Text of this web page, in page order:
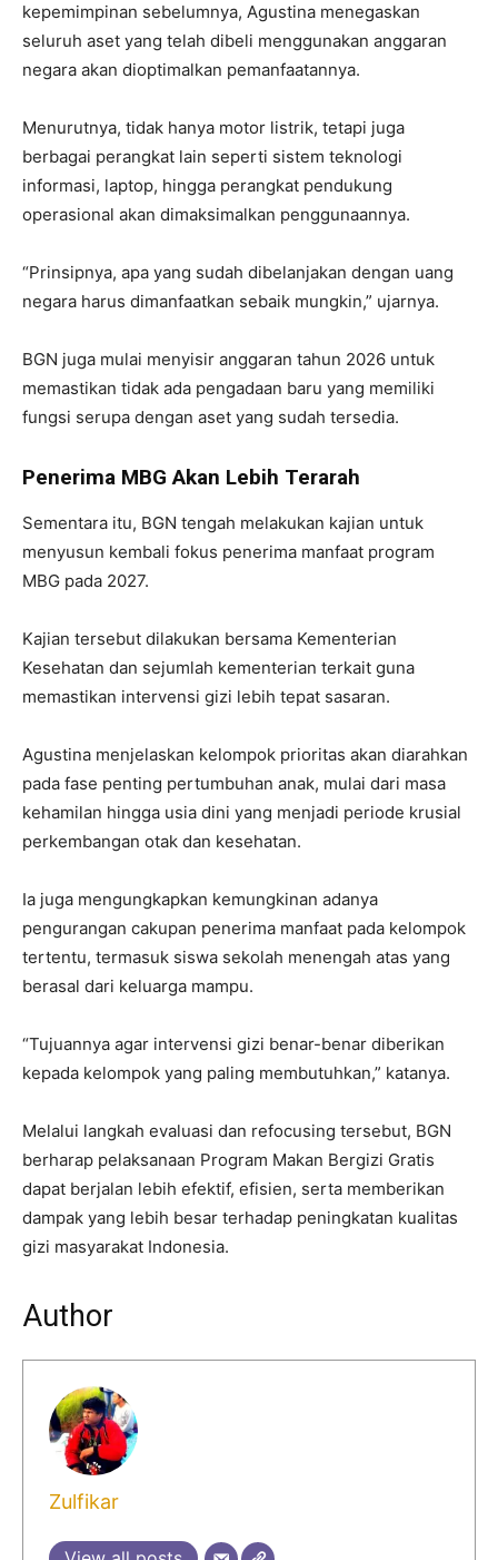
kepemimpinan sebelumnya, Agustina menegaskan
seluruh aset yang telah dibeli menggunakan anggaran
negara akan dioptimalkan pemanfaatannya.
Menurutnya, tidak hanya motor listrik, tetapi juga
berbagai perangkat lain seperti sistem teknologi
informasi, laptop, hingga perangkat pendukung
operasional akan dimaksimalkan penggunaannya.
“Prinsipnya, apa yang sudah dibelanjakan dengan uang
negara harus dimanfaatkan sebaik mungkin,” ujarnya.
BGN juga mulai menyisir anggaran tahun 2026 untuk
memastikan tidak ada pengadaan baru yang memiliki
fungsi serupa dengan aset yang sudah tersedia.
Penerima MBG Akan Lebih Terarah
Sementara itu, BGN tengah melakukan kajian untuk
menyusun kembali fokus penerima manfaat program
MBG pada 2027.
Kajian tersebut dilakukan bersama Kementerian
Kesehatan dan sejumlah kementerian terkait guna
memastikan intervensi gizi lebih tepat sasaran.
Agustina menjelaskan kelompok prioritas akan diarahkan
pada fase penting pertumbuhan anak, mulai dari masa
kehamilan hingga usia dini yang menjadi periode krusial
perkembangan otak dan kesehatan.
Ia juga mengungkapkan kemungkinan adanya
pengurangan cakupan penerima manfaat pada kelompok
tertentu, termasuk siswa sekolah menengah atas yang
berasal dari keluarga mampu.
“Tujuannya agar intervensi gizi benar-benar diberikan
kepada kelompok yang paling membutuhkan,” katanya.
Melalui langkah evaluasi dan refocusing tersebut, BGN
berharap pelaksanaan Program Makan Bergizi Gratis
dapat berjalan lebih efektif, efisien, serta memberikan
dampak yang lebih besar terhadap peningkatan kualitas
gizi masyarakat Indonesia.
Author
Zulfikar